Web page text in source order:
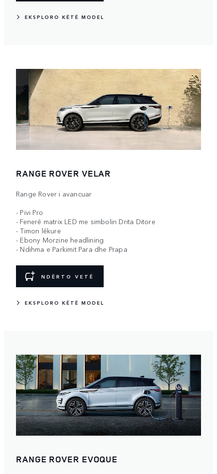
EKSPLORO KËTË MODEL
RANGE ROVER VELAR
Range Rover i avancuar
- Pivi Pro
- Fenerë matrix LED me simbolin Drita Ditore
- Timon lëkure
- Ebony Morzine headlining
- Ndihma e Parkimit Para dhe Prapa
NDËRTO VETË
EKSPLORO KËTË MODEL
RANGE ROVER EVOQUE